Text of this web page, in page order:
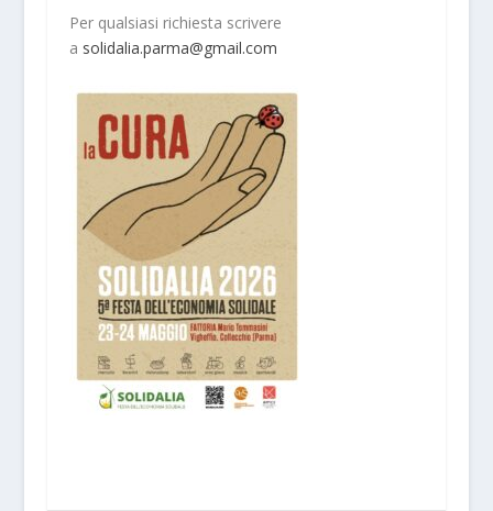
Per qualsiasi richiesta scrivere
a solidalia.parma@gmail.com